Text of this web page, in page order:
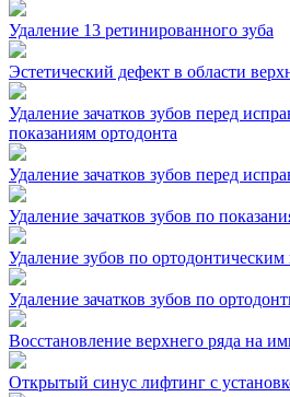
Удаление 13 ретинированного зуба
Эстетический дефект в области
Удаление зачатков зубов перед
показаниям ортодонта
Удаление зачатков зубов перед
Удаление зачатков зубов по
Удаление зубов по ортодонтическим
Удаление зачатков зубов по
Восстановление верхнего ряда на
Открытый синус лифтинг с